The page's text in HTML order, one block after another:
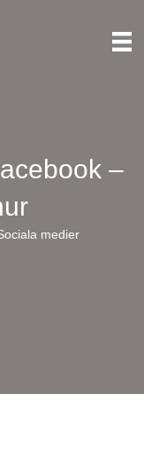
–
medier